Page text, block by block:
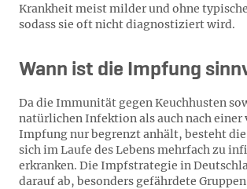
Krankheit meist milder und ohne
sodass sie oft nicht diagnostiziert wird.
Wann ist die Impfung
Da die Immunität gegen Keuchhusten
natürlichen Infektion als auch nach
Impfung nur begrenzt anhält, besteht
sich im Laufe des Lebens mehrfach zu
erkranken. Die Impfstrategie in
darauf ab, besonders gefährdete